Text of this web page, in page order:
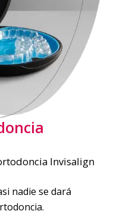
Invisalign
nadie se dará